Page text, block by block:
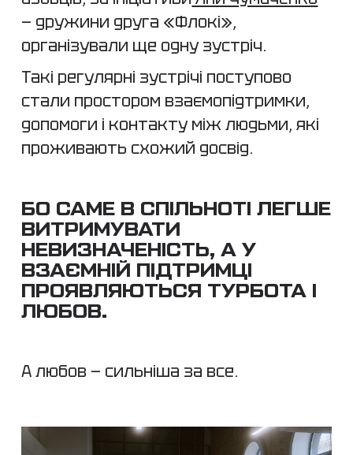
— дружини друга «Флокі»,
організували ще одну зустріч.
Такі регулярні зустрічі поступово
стали простором взаємопідтримки,
допомоги і контакту між людьми, які
проживають схожий досвід.
БО САМЕ В СПІЛЬНОТІ ЛЕГШЕ
ВИТРИМУВАТИ
НЕВИЗНАЧЕНІСТЬ, А У
ВЗАЄМНІЙ ПІДТРИМЦІ
ПРОЯВЛЯЮТЬСЯ ТУРБОТА І
ЛЮБОВ.
А любов — сильніша за все.